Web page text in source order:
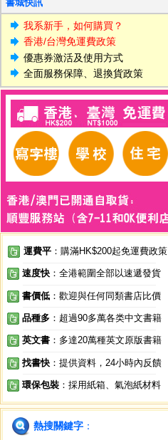
書城快訊
我系新手，如何購買？
香港/台灣免運費政策
優惠券激活及使用方式
全面服務保障、退換貨政策
運費平 ：購滿HK$200起免運費政策
速度快 ：全港範圍全部以速遞發貨
書價低 ：歡迎與任何同類書店比價
品種多 ：超過90多萬各类中文書籍
英文書 ：多達20萬種英文原版書籍
找書快 ：提供資料，24小時內反饋
環保包裝 ：採用紙箱、氣泡紙材料
熱搜關鍵字 ：